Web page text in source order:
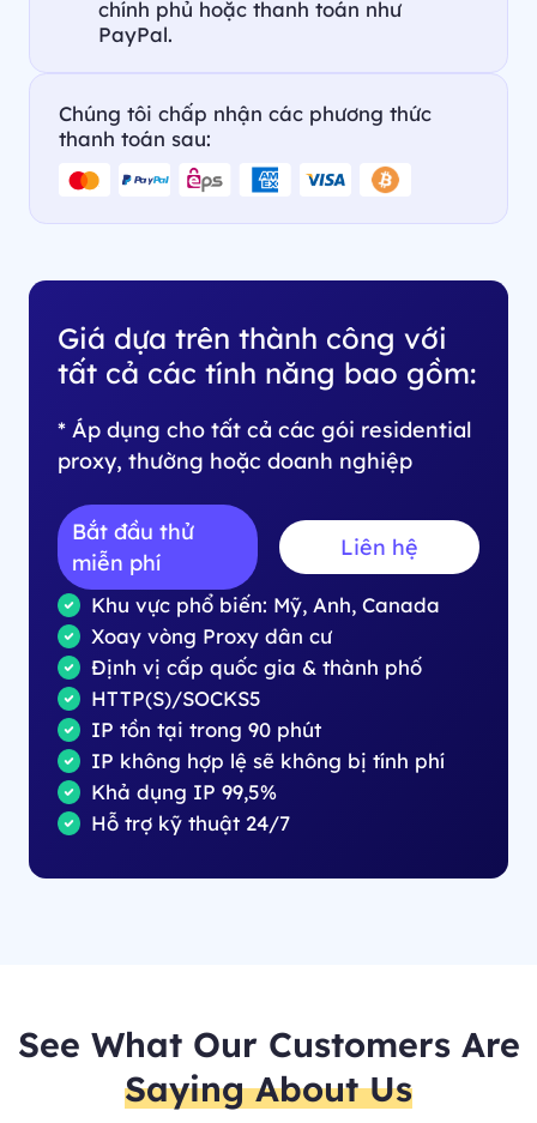
chính phủ hoặc thanh toán như
PayPal.
Chúng tôi chấp nhận các phương thức
thanh toán sau:
Giá dựa trên thành công với
tất cả các tính năng bao gồm:
* Áp dụng cho tất cả các gói residential
proxy, thường hoặc doanh nghiệp
Bắt đầu thử
miễn phí
Liên hệ
Khu vực phổ biến: Mỹ, Anh, Canada
Xoay vòng Proxy dân cư
Định vị cấp quốc gia & thành phố
HTTP(S)/SOCKS5
IP tồn tại trong 90 phút
IP không hợp lệ sẽ không bị tính phí
Khả dụng IP 99,5%
Hỗ trợ kỹ thuật 24/7
See What Our Customers Are
Saying About Us